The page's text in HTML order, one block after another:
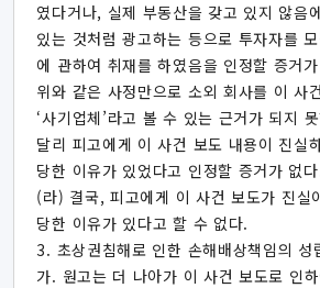
였다거나, 실제 부동산을 갖고 있지 않음
있는 것처럼 광고하는 등으로 투자자를
에 관하여 취재를 하였음을 인정할 증거
위와 같은 사정만으로 소외 회사를 이 사
‘사기업체’라고 볼 수 있는 근거가 되지
달리 피고에게 이 사건 보도 내용이 진실
당한 이유가 있었다고 인정할 증거가 없
(라) 결국, 피고에게 이 사건 보도가 진실
당한 이유가 있다고 할 수 없다.
3. 초상권침해로 인한 손해배상책임의 성
가. 원고는 더 나아가 이 사건 보도로 인